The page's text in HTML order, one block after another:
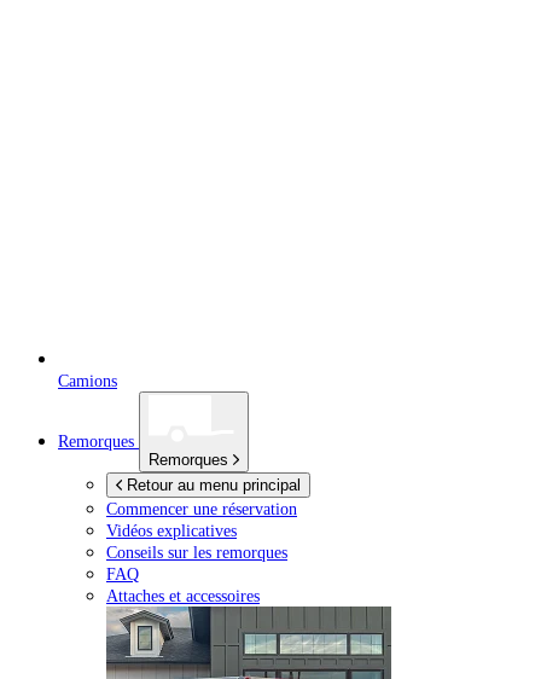
Camions
Remorques
Remorques
Retour au menu principal
Commencer une réservation
Vidéos explicatives
Conseils sur les remorques
FAQ
Attaches et accessoires